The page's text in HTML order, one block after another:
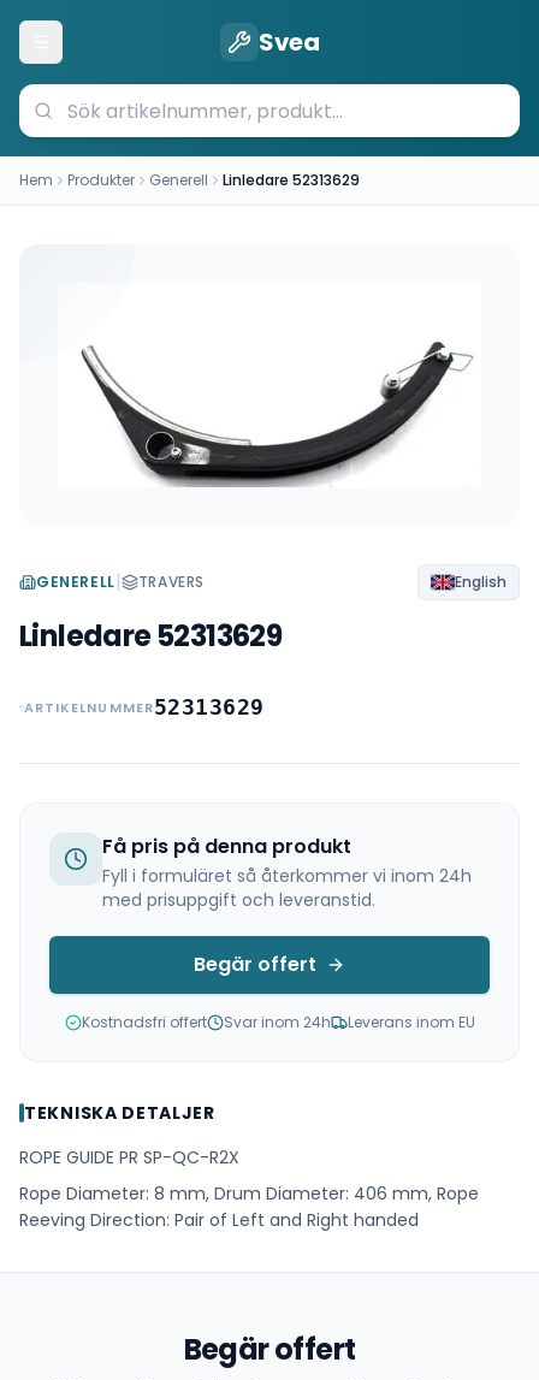
Öppna meny Svea
Hem Produkter Generell Linledare 52313629
GENERELL| TRAVERS English
Linledare 52313629
ARTIKELNUMMER52313629
Få pris på denna produkt
Fyll i formuläret så återkommer vi inom 24h
med prisuppgift och leveranstid.
Begär offert
Kostnadsfri offert Svar inom 24h Leverans inom EU
TEKNISKA DETALJER
ROPE GUIDE PR SP-QC-R2X
Rope Diameter: 8 mm, Drum Diameter: 406 mm, Rope
Reeving Direction: Pair of Left and Right handed
Begär offert